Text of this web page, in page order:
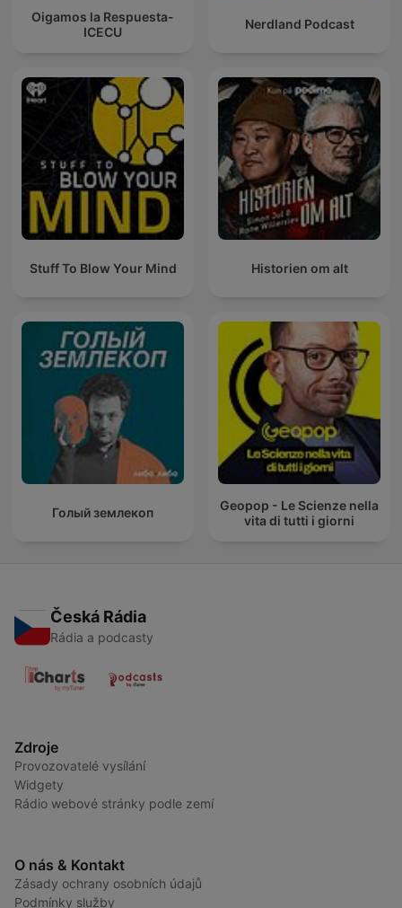
Oigamos la Respuesta-
ICECU
Nerdland Podcast
Stuff To Blow Your Mind Historien om alt
Голый землекоп
Geopop - Le Scienze nella
vita di tutti i giorni
Česká Rádia
Rádia a podcasty
Zdroje
Provozovatelé vysílání
Widgety
Rádio webové stránky podle zemí
O nás & Kontakt
Zásady ochrany osobních údajů
Podmínky služby